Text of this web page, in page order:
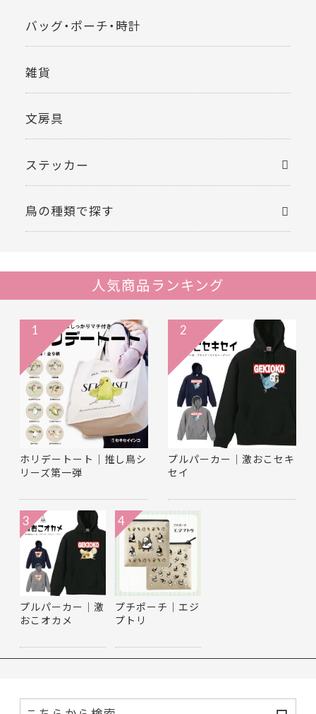
バッグ・ポーチ・時計
雑貨
文房具
ステッカー
鳥の種類で探す
人気商品ランキング
ホリデートート｜推し鳥シ
リーズ第一弾
1
プルパーカー｜激おこセキ
セイ
2
プルパーカー｜激
おこオカメ
3
プチポーチ｜エジ
プトリ
4